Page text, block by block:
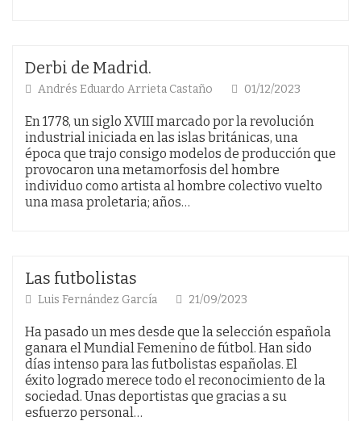
Derbi de Madrid.
Andrés Eduardo Arrieta Castaño 01/12/2023
En 1778, un siglo XVIII marcado por la revolución
industrial iniciada en las islas británicas, una
época que trajo consigo modelos de producción que
provocaron una metamorfosis del hombre
individuo como artista al hombre colectivo vuelto
una masa proletaria; años…
Las futbolistas
Luis Fernández García 21/09/2023
Ha pasado un mes desde que la selección española
ganara el Mundial Femenino de fútbol. Han sido
días intenso para las futbolistas españolas. El
éxito logrado merece todo el reconocimiento de la
sociedad. Unas deportistas que gracias a su
esfuerzo personal…